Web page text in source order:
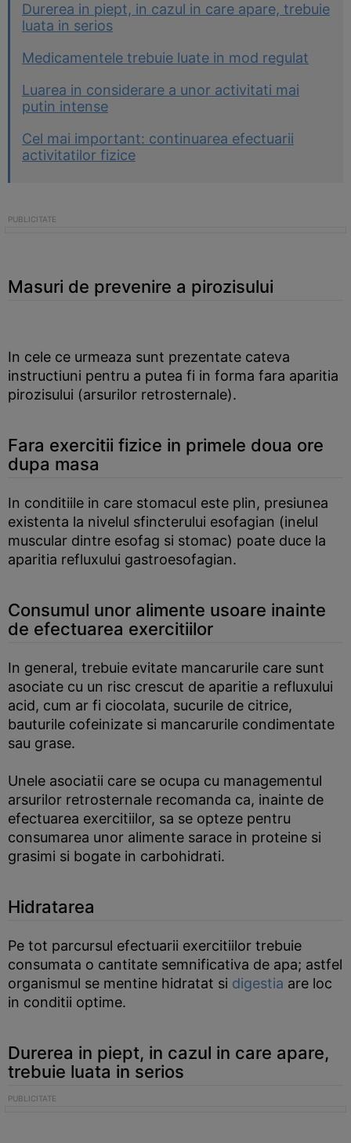
Durerea in piept, in cazul in care apare, trebuie
luata in serios
Medicamentele trebuie luate in mod regulat
Luarea in considerare a unor activitati mai
putin intense
Cel mai important: continuarea efectuarii
activitatilor fizice
Masuri de prevenire a pirozisului
In cele ce urmeaza sunt prezentate cateva
instructiuni pentru a putea fi in forma fara aparitia
pirozisului (arsurilor retrosternale).
Fara exercitii fizice in primele doua ore
dupa masa
In conditiile in care stomacul este plin, presiunea
existenta la nivelul sfincterului esofagian (inelul
muscular dintre esofag si stomac) poate duce la
aparitia refluxului gastroesofagian.
Consumul unor alimente usoare inainte
de efectuarea exercitiilor
In general, trebuie evitate mancarurile care sunt
asociate cu un risc crescut de aparitie a refluxului
acid, cum ar fi ciocolata, sucurile de citrice,
bauturile cofeinizate si mancarurile condimentate
sau grase.
Unele asociatii care se ocupa cu managementul
arsurilor retrosternale recomanda ca, inainte de
efectuarea exercitiilor, sa se opteze pentru
consumarea unor alimente sarace in proteine si
grasimi si bogate in carbohidrati.
Hidratarea
Pe tot parcursul efectuarii exercitiilor trebuie
consumata o cantitate semnificativa de apa; astfel
organismul se mentine hidratat si digestia are loc
in conditii optime.
Durerea in piept, in cazul in care apare,
trebuie luata in serios